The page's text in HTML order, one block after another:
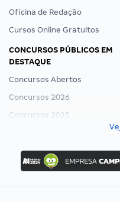
Oficina de Redação
Cursos Online Gratuitos
CONCURSOS PÚBLICOS EM
DESTAQUE
Concursos Abertos
Concursos 2026
Concursos 2025
Concurso Nacional Unificado
Concurso Ibama
Concurso MPU
Editais publicados